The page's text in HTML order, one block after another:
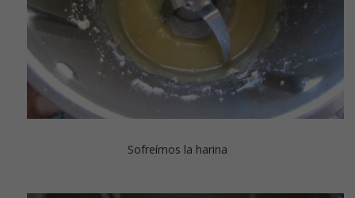
Sofreímos la harina